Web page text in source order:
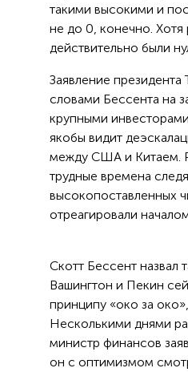
такими высокими и
не до 0, конечно. Хотя
действительно были
Заявление
словами Бессента на
крупными
якобы видит
между США и Китаем.
трудные времена
высокопоставленных
отреагировали
Скотт Бессент назвал
Вашингтон и Пекин
принципу «око за
Несколькими днями
министр финансов
он с оптимизмом